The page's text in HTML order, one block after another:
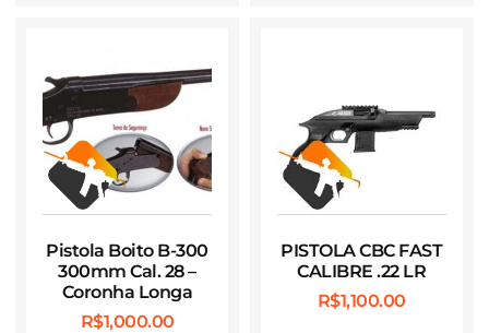
Pistola Boito B-300
300mm Cal. 28 –
Coronha Longa
R$1,000.00
PISTOLA CBC FAST
CALIBRE .22 LR
R$1,100.00